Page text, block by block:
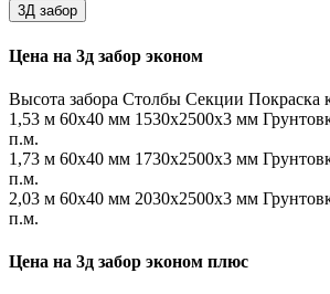
3Д забор
Цена на 3д забор эконом
Высота забора Столбы Секции Покраска
1,53 м 60х40 мм 1530x2500x3 мм
п.м.
1,73 м 60х40 мм 1730x2500x3 мм
п.м.
2,03 м 60х40 мм 2030x2500x3 мм
п.м.
Цена на 3д забор эконом плюс